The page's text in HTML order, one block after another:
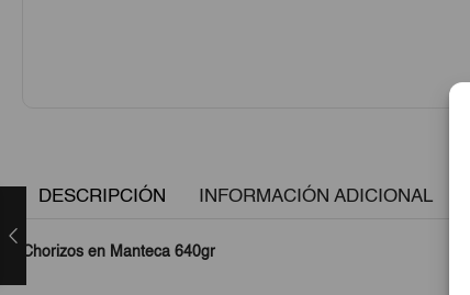
DESCRIPCIÓN INFORMACIÓN ADICIONAL
Chorizos en Manteca 640gr